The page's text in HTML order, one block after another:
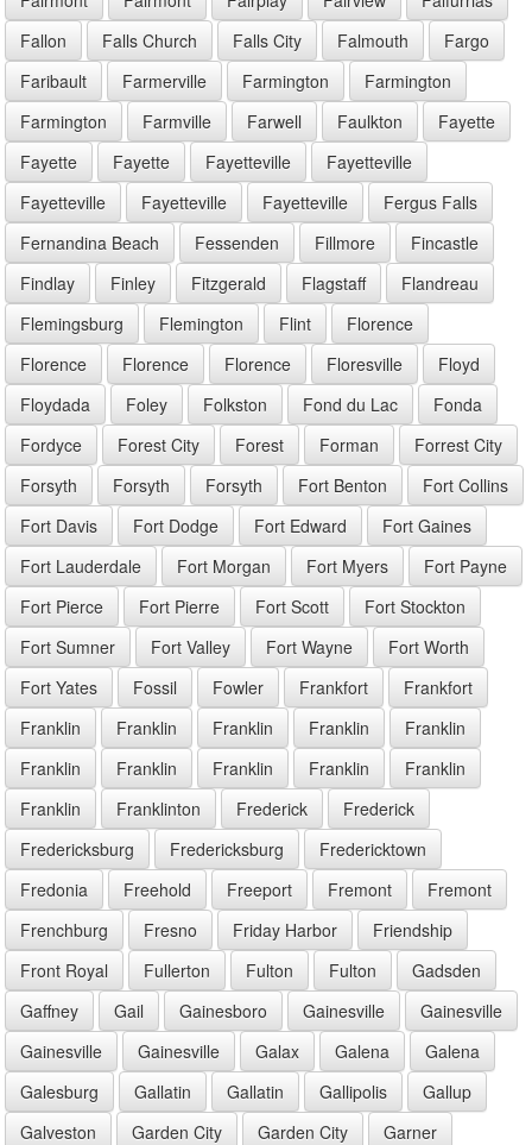
Fallon
Falls Church Falls City Falmouth
Fargo
Faribault
Farmerville Farmington
Farmington
Farmington
Farmville Farwell Faulkton
Fayette
Fayette
Fayette Fayetteville
Fayetteville
Fayetteville
Fayetteville Fayetteville
Fergus Falls
Fernandina Beach
Fessenden Fillmore
Fincastle
Findlay
Finley Fitzgerald Flagstaff
Flandreau
Flemingsburg
Flemington Flint
Florence
Florence
Florence Florence Floresville
Floyd
Floydada
Foley Folkston Fond du Lac
Fonda
Fordyce
Forest City Forest Forman
Forrest City
Forsyth
Forsyth Forsyth Fort Benton
Fort Collins
Fort Davis
Fort Dodge Fort Edward
Fort Gaines
Fort Lauderdale
Fort Morgan Fort Myers
Fort Payne
Fort Pierce
Fort Pierre Fort Scott
Fort Stockton
Fort Sumner
Fort Valley Fort Wayne
Fort Worth
Fort Yates
Fossil Fowler Frankfort
Frankfort
Franklin
Franklin Franklin Franklin
Franklin
Franklin
Franklin Franklin Franklin
Franklin
Franklin
Franklinton Frederick
Frederick
Fredericksburg
Fredericksburg
Fredericktown
Fredonia
Freehold Freeport Fremont
Fremont
Frenchburg
Fresno Friday Harbor
Friendship
Front Royal
Fullerton Fulton Fulton
Gadsden
Gaffney
Gail Gainesboro Gainesville
Gainesville
Gainesville
Gainesville Galax Galena
Galena
Galesburg
Gallatin Gallatin Gallipolis
Gallup
Galveston
Garden City Garden City
Garner